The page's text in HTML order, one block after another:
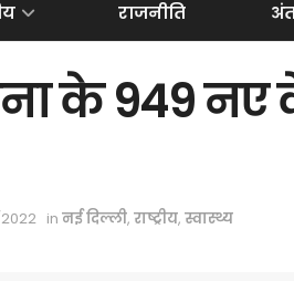
राजनीति
के 949 नए
in नई दिल्ली, राष्ट्रीय, स्वास्थ्य